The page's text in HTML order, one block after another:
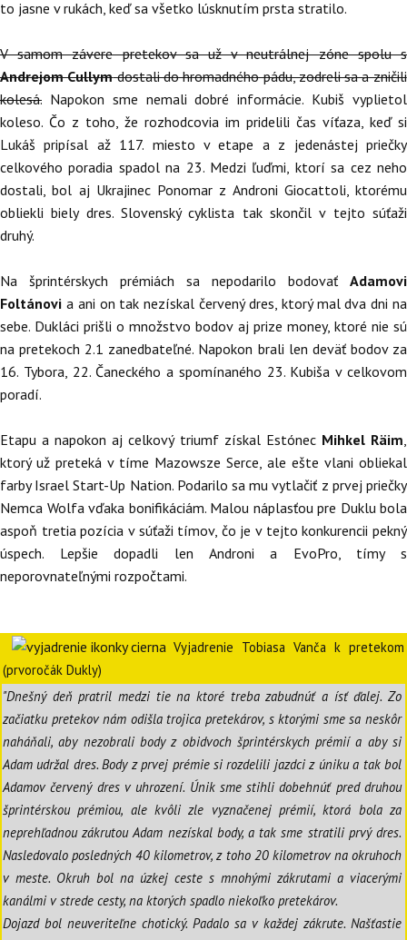
to jasne v rukách, keď sa všetko lúsknutím prsta stratilo.
V samom závere pretekov sa už v neutrálnej zóne spolu s
Andrejom Cullymdostali do hromadného pádu, zodreli sa a zničili
kolesá. Napokon sme nemali dobré informácie. Kubiš vyplietol
koleso. Čo z toho, že rozhodcovia im pridelili čas víťaza, keď si
Lukáš pripísal až 117. miesto v etape a z jedenástej priečky
celkového poradia spadol na 23. Medzi ľuďmi, ktorí sa cez neho
dostali, bol aj Ukrajinec Ponomar z Androni Giocattoli, ktorému
obliekli biely dres. Slovenský cyklista tak skončil v tejto súťaži
druhý.
Na šprintérskych prémiách sa nepodarilo bodovať Adamovi
Foltánovi a ani on tak nezískal červený dres, ktorý mal dva dni na
sebe. Dukláci prišli o množstvo bodov aj prize money, ktoré nie sú
na pretekoch 2.1 zanedbateľné. Napokon brali len deväť bodov za
16. Tybora, 22. Čaneckého a spomínaného 23. Kubiša v celkovom
poradí.
Etapu a napokon aj celkový triumf získal EstónecMihkel Räim,
ktorý už preteká v tíme Mazowsze Serce, ale ešte vlani obliekal
farby Israel Start-Up Nation. Podarilo sa mu vytlačiť z prvej priečky
Nemca Wolfa vďaka bonifikáciám. Malou náplasťou pre Duklu bola
aspoň tretia pozícia v súťaži tímov, čo je v tejto konkurencii pekný
úspech. Lepšie dopadli len Androni a EvoPro, tímy s
neporovnateľnými rozpočtami.
Vyjadrenie Tobiasa Vanča k pretekom
(prvoročák Dukly)
"Dnešný deň pratril medzi tie na ktoré treba zabudnúť a ísť ďalej. Zo
začiatku pretekov nám odišla trojica pretekárov, s ktorými sme sa neskôr
naháňali, aby nezobrali body z obidvoch šprintérskych prémií a aby si
Adam udržal dres. Body z prvej prémie si rozdelili jazdci z úniku a tak bol
Adamov červený dres v uhrození. Únik sme stihli dobehnúť pred druhou
šprintérskou prémiou, ale kvôli zle vyznačenej prémií, ktorá bola za
neprehľadnou zákrutou Adam nezískal body, a tak sme stratili prvý dres.
Nasledovalo posledných 40 kilometrov, z toho 20 kilometrov na okruhoch
v meste. Okruh bol na úzkej ceste s mnohými zákrutami a viacerými
kanálmi v strede cesty, na ktorých spadlo niekoľko pretekárov.
Dojazd bol neuveriteľne chotický. Padalo sa v každej zákrute. Našťastie